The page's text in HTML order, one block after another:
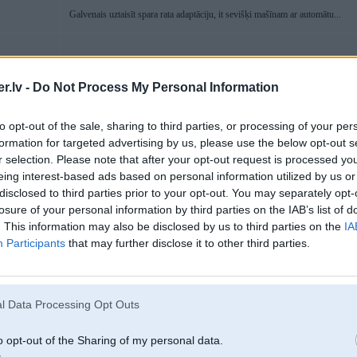
- Do Not Process My Personal Information
opt-out of the sale, sharing to third parties, or processing of your
for targeted advertising by us, please use the below opt-out
selection. Please note that after your opt-out request is processed
interest-based ads based on personal information utilized by us
to third parties prior to your opt-out. You may separately
of your personal information by third parties on the IAB’s list of
This information may also be disclosed by us to third parties on the
Participants that may further disclose it to other third parties.
Data Processing Opt Outs
opt-out of the Sharing of my personal data.
Galvenais uztaisīt spara rata adaptāciju, it sevišķi mašīnam ar automātu...
YP
02 Nov 2022, 11:45:10 @JDS
02 Nov 2022, 00:30:38@RSAWorkshop rakstīja:
02 Nov 2022, 00:17:11 @JDSrakstīja:
01 Nov 2022, 17:41:57@RSAWorkshoprakstīja:
darbnīca, klients no malas viņas var iegādāties ar
dīlerus, darbnīcas, vairumtirgotājus un pēc tam
Un protams ir jaaveic priekshapmaksa un peec meenesha